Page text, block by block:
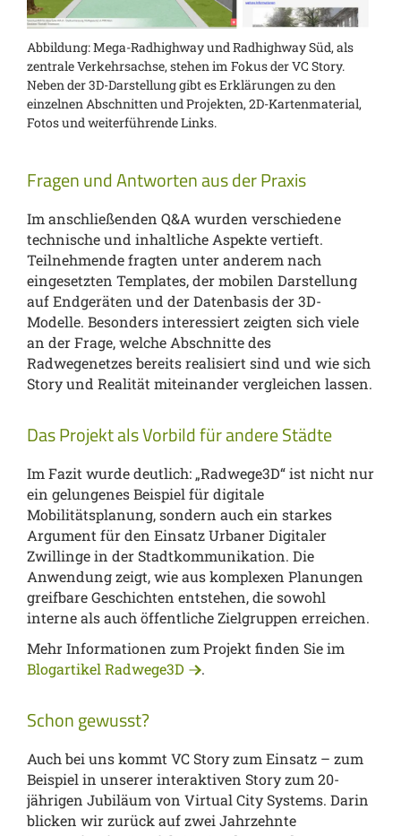
Abbildung: Mega-Radhighway und Radhighway Süd, als
zentrale Verkehrsachse, stehen im Fokus der VC Story.
Neben der 3D-Darstellung gibt es Erklärungen zu den
einzelnen Abschnitten und Projekten, 2D-Kartenmaterial,
Fotos und weiterführende Links.
Fragen und Antworten aus der Praxis
Im anschließenden Q&A wurden verschiedene
technische und inhaltliche Aspekte vertieft.
Teilnehmende fragten unter anderem nach
eingesetzten Templates, der mobilen Darstellung
auf Endgeräten und der Datenbasis der 3D-
Modelle. Besonders interessiert zeigten sich viele
an der Frage, welche Abschnitte des
Radwegenetzes bereits realisiert sind und wie sich
Story und Realität miteinander vergleichen lassen.
Das Projekt als Vorbild für andere Städte
Im Fazit wurde deutlich: „Radwege3D“ ist nicht nur
ein gelungenes Beispiel für digitale
Mobilitätsplanung, sondern auch ein starkes
Argument für den Einsatz Urbaner Digitaler
Zwillinge in der Stadtkommunikation. Die
Anwendung zeigt, wie aus komplexen Planungen
greifbare Geschichten entstehen, die sowohl
interne als auch öffentliche Zielgruppen erreichen.
Mehr Informationen zum Projekt finden Sie im
Blogartikel Radwege3D
.
Schon gewusst?
Auch bei uns kommt VC Story zum Einsatz – zum
Beispiel in unserer interaktiven Story zum 20-
jährigen Jubiläum von Virtual City Systems. Darin
blicken wir zurück auf zwei Jahrzehnte